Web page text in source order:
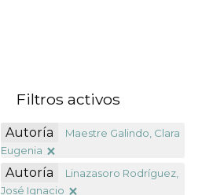
Filtros activos
Autoría
Maestre Galindo, Clara
Eugenia
Autoría
Linazasoro Rodríguez,
José Ignacio